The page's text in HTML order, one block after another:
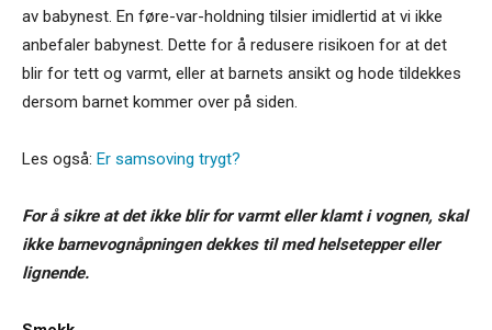
av babynest. En føre-var-holdning tilsier imidlertid at vi ikke
anbefaler babynest. Dette for å redusere risikoen for at det
blir for tett og varmt, eller at barnets ansikt og hode tildekkes
dersom barnet kommer over på siden.
Les også: Er samsoving trygt?
For å sikre at det ikke blir for varmt ellerklamt i vognen, skal
ikke barnevognåpningen dekkes til med helsetepper eller
lignende.